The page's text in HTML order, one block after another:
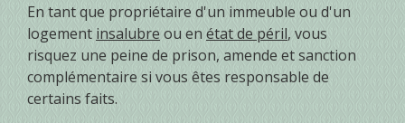
En tant que propriétaire d'un immeuble ou d'un
logement insalubre ou enétat de péril, vous
risquez une peine de prison, amende et sanction
complémentaire si vous êtes responsable de
certains faits.